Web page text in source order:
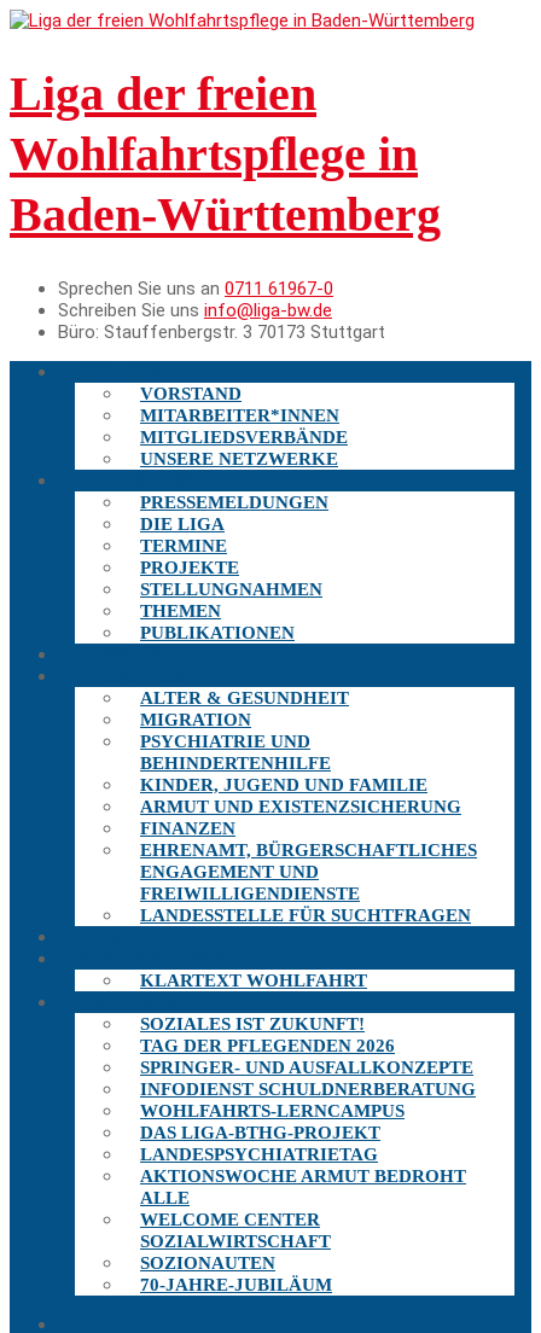
Liga der freien
Wohlfahrtspflege in
Baden-Württemberg
Sprechen Sie uns an 0711 61967-0
Schreiben Sie uns info@liga-bw.de
Büro: Stauffenbergstr. 3 70173 Stuttgart
VORSTAND
MITARBEITER*INNEN
MITGLIEDSVERBÄNDE
UNSERE NETZWERKE
PRESSEMELDUNGEN
DIE LIGA
TERMINE
PROJEKTE
STELLUNGNAHMEN
THEMEN
PUBLIKATIONEN
ALTER & GESUNDHEIT
MIGRATION
PSYCHIATRIE UND
BEHINDERTENHILFE
KINDER, JUGEND UND FAMILIE
ARMUT UND EXISTENZSICHERUNG
FINANZEN
EHRENAMT, BÜRGERSCHAFTLICHES
ENGAGEMENT UND
FREIWILLIGENDIENSTE
LANDESSTELLE FÜR SUCHTFRAGEN
KLARTEXT WOHLFAHRT
SOZIALES IST ZUKUNFT!
TAG DER PFLEGENDEN 2026
SPRINGER- UND AUSFALLKONZEPTE
INFODIENST SCHULDNERBERATUNG
WOHLFAHRTS-LERNCAMPUS
DAS LIGA-BTHG-PROJEKT
LANDESPSYCHIATRIETAG
AKTIONSWOCHE ARMUT BEDROHT
ALLE
WELCOME CENTER
SOZIALWIRTSCHAFT
SOZIONAUTEN
70-JAHRE-JUBILÄUM